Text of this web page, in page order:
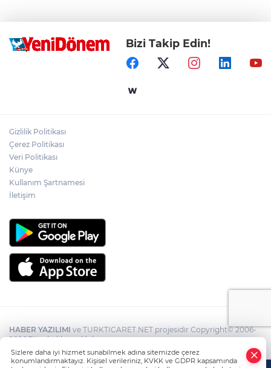
Bizi Takip Edin!
Gizlilik Politikası
Çerez Politikası
Veri Politikası
Künye
Kullanım Şartnamesi
İletişim
HABER YAZILIMI ve TURKTICARET.NET projesidir Copyright© 2006-
2026 Tüm hakları saklıdır.
Sizlere daha iyi hizmet sunabilmek adına sitemizde çerez
konumlandırmaktayız. Kişisel verileriniz, KVKK ve GDPR kapsamında